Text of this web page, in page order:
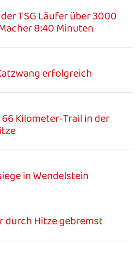
TSG Läufer über 3000
8:40 Minuten
erfolgreich
Kilometer-Trail in der
in Wendelstein
durch Hitze gebremst